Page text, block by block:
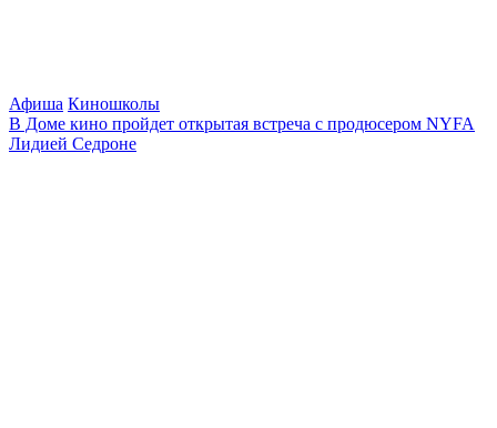
Афиша Киношколы
В Доме кино пройдет открытая встреча с продюсером NYFA
Лидией Седроне